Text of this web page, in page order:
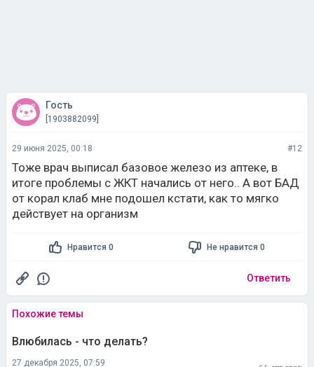
Гость
[1903882099]
29 июня 2025, 00:18 #12
Тоже врач выписал базовое железо из аптеке, в
итоге проблемы с ЖКТ начались от него.. А вот БАД
от корал клаб мне подошел кстати, как то мягко
действует на организм
Нравится 0 Не нравится 0
Ответить
Похожие темы
Влюбилась - что делать?
27 декабря 2025, 07:59